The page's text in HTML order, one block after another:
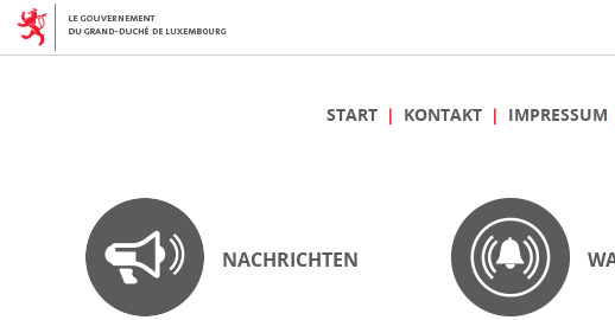
START KONTAKT IMPRESSUM
NACHRICHTEN